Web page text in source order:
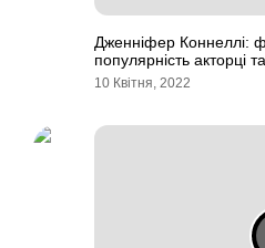
Дженніфер Коннеллі:
популярність акторці
10 Квітня, 2022